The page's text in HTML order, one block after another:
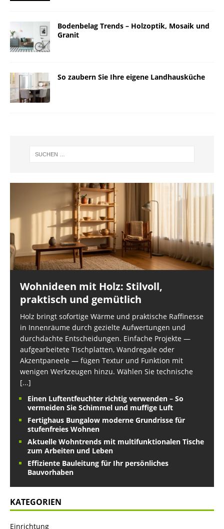
Bodenbelag Trends – Holzoptik, Mosaik und
Granit
So zaubern Sie Ihre eigene Landhausküche
Wohnideen mit Holz: Stilvoll,
praktisch und gemütlich
Holz bringt sofortige Wärme und praktische Raffinesse
in Innenräume durch gezielte Aufwertungen und
durchdachte Entscheidungen. Einfache Projekte —
aufgearbeitete Tischplatten, Wandregale oder
Akzentpaneele — fügen Textur und Funktion mit
wenigen Werkzeugen hinzu. Wählen Sie technische
[...]
Einen Luftentfeuchter richtig verwenden – So
vermeiden Sie Schimmel und muffige Luft
Fertighaus Bungalow moderne Grundrisse für
stufenfreies Wohnen
Aktuelle Wohntrends mit multifunktionalen Tische
zum Arbeiten und Leben
Effiziente Bauleitung für Ihr persönliches
Bauvorhaben
KATEGORIEN
Einrichtung